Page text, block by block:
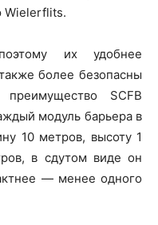
Wielerflits.
их удобнее
более безопасны
SCFB
модуль барьера в
10 метров, высоту 1
в сдутом виде он
— менее одного